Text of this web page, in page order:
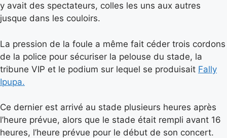
y avait des spectateurs, colles les uns aux autres
jusque dans les couloirs.
La pression de la foule a même fait céder trois cordons
de la police pour sécuriser la pelouse du stade, la
tribune VIP et le podium sur lequel se produisait Fally
Ipupa.
Ce dernier est arrivé au stade plusieurs heures après
l’heure prévue, alors que le stade était rempli avant 16
heures, l’heure prévue pour le début de son concert.